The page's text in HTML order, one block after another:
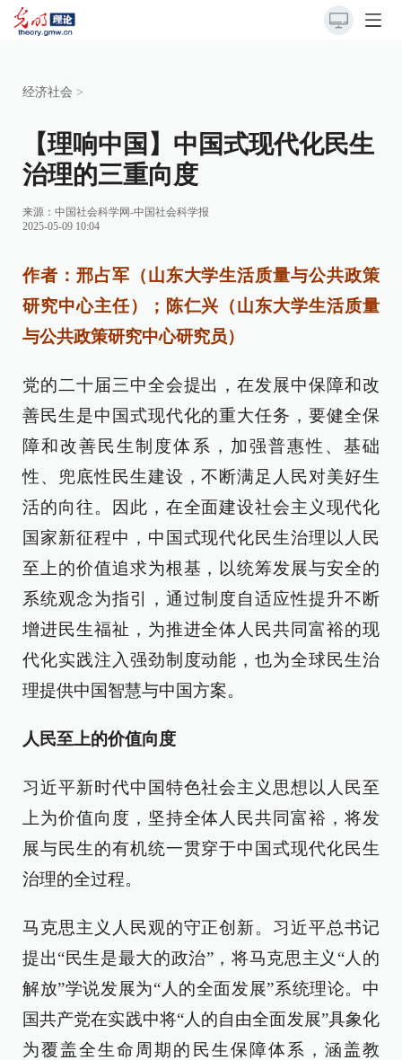
经济社会 >
【理响中国】中国式现代化民生
治理的三重向度
来源： 中国社会科学网-中国社会科学报
2025-05-09 10:04
作者：邢占军（山东大学生活质量与公共政策
研究中心主任）；陈仁兴（山东大学生活质量
与公共政策研究中心研究员）
党的二十届三中全会提出，在发展中保障和改
善民生是中国式现代化的重大任务，要健全保
障和改善民生制度体系，加强普惠性、基础
性、兜底性民生建设，不断满足人民对美好生
活的向往。因此，在全面建设社会主义现代化
国家新征程中，中国式现代化民生治理以人民
至上的价值追求为根基，以统筹发展与安全的
系统观念为指引，通过制度自适应性提升不断
增进民生福祉，为推进全体人民共同富裕的现
代化实践注入强劲制度动能，也为全球民生治
理提供中国智慧与中国方案。
人民至上的价值向度
习近平新时代中国特色社会主义思想以人民至
上为价值向度，坚持全体人民共同富裕，将发
展与民生的有机统一贯穿于中国式现代化民生
治理的全过程。
马克思主义人民观的守正创新。习近平总书记
提出“民生是最大的政治”，将马克思主义“人的
解放”学说发展为“人的全面发展”系统理论。中
国共产党在实践中将“人的自由全面发展”具象化
为覆盖全生命周期的民生保障体系，涵盖教